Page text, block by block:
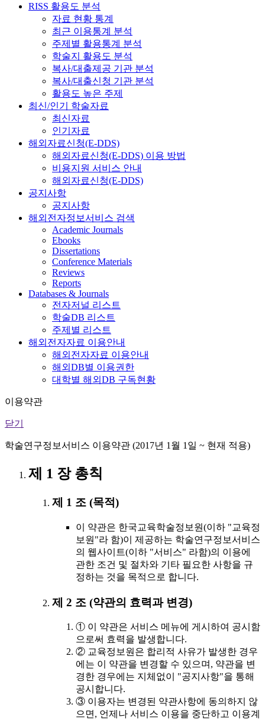
RISS 활용도 분석
자료 현황 통계
최근 이용통계 분석
주제별 활용통계 분석
학술지 활용도 분석
복사/대출제공 기관 분석
복사/대출신청 기관 분석
활용도 높은 주제
최신/인기 학술자료
최신자료
인기자료
해외자료신청(E-DDS)
해외자료신청(E-DDS) 이용 방법
비용지원 서비스 안내
해외자료신청(E-DDS)
공지사항
공지사항
해외전자정보서비스 검색
Academic Journals
Ebooks
Dissertations
Conference Materials
Reviews
Reports
Databases & Journals
전자저널 리스트
학술DB 리스트
주제별 리스트
해외전자자료 이용안내
해외전자자료 이용안내
해외DB별 이용권한
대학별 해외DB 구독현황
이용약관
닫기
학술연구정보서비스 이용약관 (2017년 1월 1일 ~ 현재 적용)
제 1 장 총칙
제 1 조 (목적)
이 약관은 한국교육학술정보원(이하 "교육정
보원"라 함)이 제공하는 학술연구정보서비스
의 웹사이트(이하 "서비스" 라함)의 이용에
관한 조건 및 절차와 기타 필요한 사항을 규
정하는 것을 목적으로 합니다.
제 2 조 (약관의 효력과 변경)
① 이 약관은 서비스 메뉴에 게시하여 공시함
으로써 효력을 발생합니다.
② 교육정보원은 합리적 사유가 발생한 경우
에는 이 약관을 변경할 수 있으며, 약관을 변
경한 경우에는 지체없이 "공지사항"을 통해
공시합니다.
③ 이용자는 변경된 약관사항에 동의하지 않
으면, 언제나 서비스 이용을 중단하고 이용계